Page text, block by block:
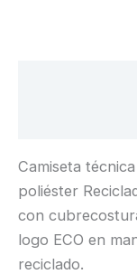
Camiseta
poliéster
con
logo ECO en
reciclado.